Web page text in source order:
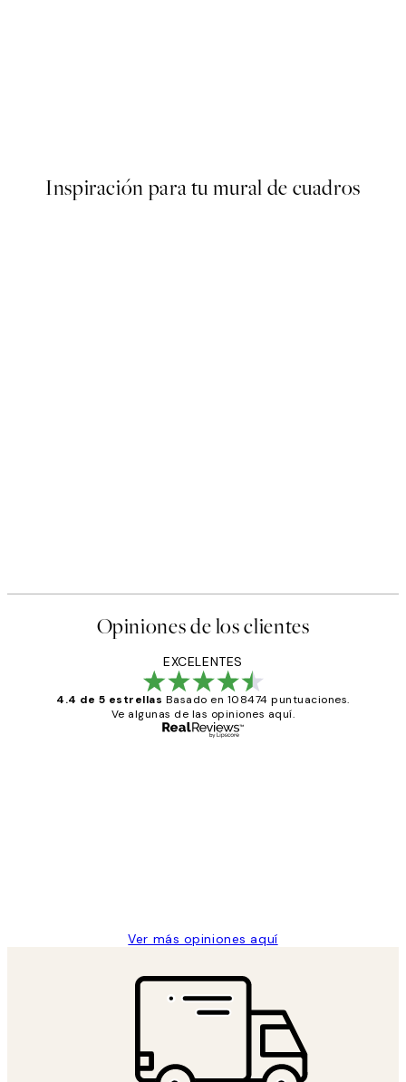
Inspiración para tu mural de cuadros
Opiniones de los clientes
EXCELENTES
4.4 de 5 estrellas Basado en 108474 puntuaciones.
Ve algunas de las opiniones aquí.
Ver más opiniones aquí